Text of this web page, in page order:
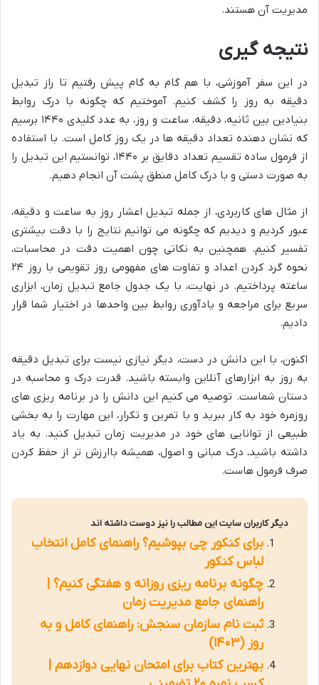
مدیریت آن هستند.
نتیجه گیری
در این سفر آموزشی، با هم گام به گام پیش رفتیم تا راز تبدیل
دقیقه به روز را کشف کنیم. آموختیم که چگونه با درک روابط
بنیادین بین ثانیه، دقیقه، ساعت و روز، به عدد کلیدی ۱۴۴۰ برسیم
که نشان دهنده تعداد دقیقه ها در یک روز کامل است. با استفاده
از فرمول ساده تقسیم تعداد دقایق بر ۱۴۴۰، توانستیم این تبدیل را
به صورت دستی و با درک کامل منطق پشت آن انجام دهیم.
از مثال های کاربردی، از جمله تبدیل اعشار روز به ساعت و دقیقه،
عبور کردیم و دیدیم که چگونه می توانیم نتایج را با دقت بیشتری
تفسیر کنیم. همچنین به نکاتی چون اهمیت دقت در محاسبات،
نحوه گرد کردن اعداد و تفاوت های مفهومی روز تقویمی با روز ۲۴
ساعته پرداختیم. در نهایت، با یک جدول جامع تبدیل زمان، ابزاری
سریع برای مراجعه و یادآوری روابط بین واحدها در اختیار شما قرار
دادیم.
اکنون، با این دانش در دست، دیگر نیازی نیست برای تبدیل دقیقه
به روز به ابزارهای آنلاین وابسته باشید. قدرت درک و محاسبه در
دستان شماست. توصیه می کنیم این دانش را در برنامه ریزی های
روزمره خود به کار ببرید و با تمرین و تکرار، این مهارت را به بخشی
طبیعی از توانایی های خود در مدیریت زمان تبدیل کنید. به یاد
داشته باشید، درک مبانی و اصول، همیشه باارزش تر از حفظ کردن
صرف فرمول هاست.
دیگر کاربران سایت این مطالب را نیز دوست داشته اند
برای کنکور چی بپوشیم؟ راهنمای کامل انتخاب
لباس کنکور
چگونه برنامه ریزی روزانه و هفتگی کنیم؟ |
راهنمای جامع مدیریت زمان
ثبت نام سازمان سنجش: راهنمای کامل و به
روز (۱۴۰۳)
بهترین کتاب برای امتحان نهایی دوازدهم |